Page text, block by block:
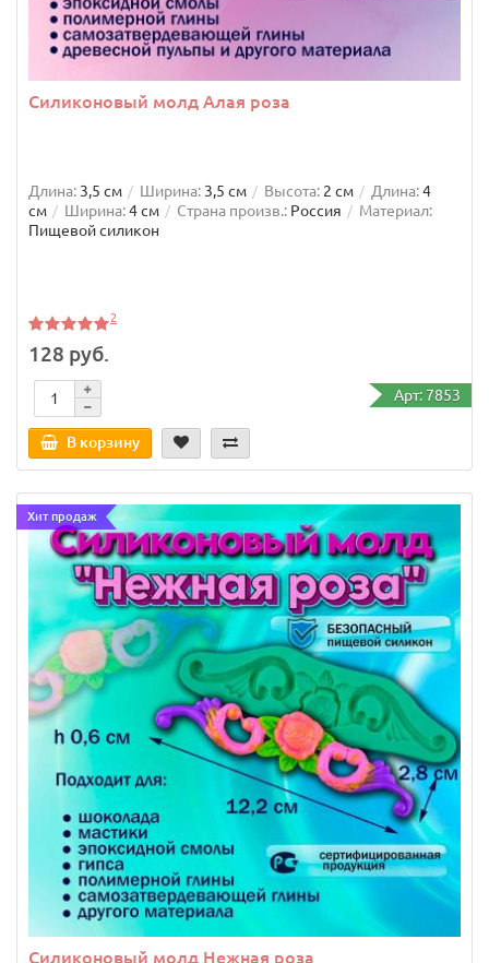
Молд силиконовый С Днем Рождения
Длина: 4,2 см Длина:5,5
Ширина:
Пищевой силикон
144 руб.
Арт: 13675
В корзину
Силиконовый молд Алая роза
Длина: 3,5 см Ширина: 3,5 см Высота: 2 см Длина:4
см
Ширина:4 см Страна произв.: Россия
Материал:
Пищевой силикон
2
128 руб.
Арт: 7853
В корзину
Хит продаж
Силиконовый молд Нежная роза